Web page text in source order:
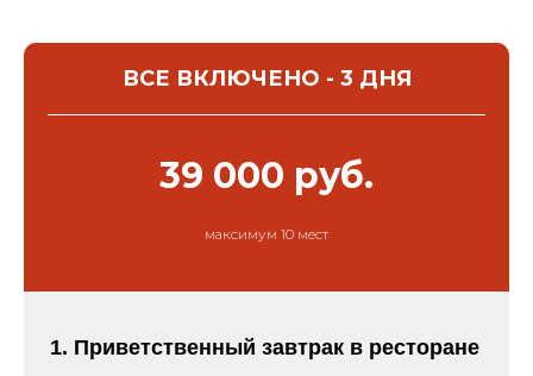
ВСЕ ВКЛЮЧЕНО - 3 ДНЯ
39 000 руб.
максимум 10 мест
Приветственный завтрак в ресторане